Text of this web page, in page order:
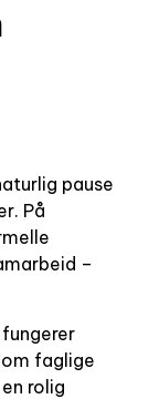
pause
På
–
faglige
rolig